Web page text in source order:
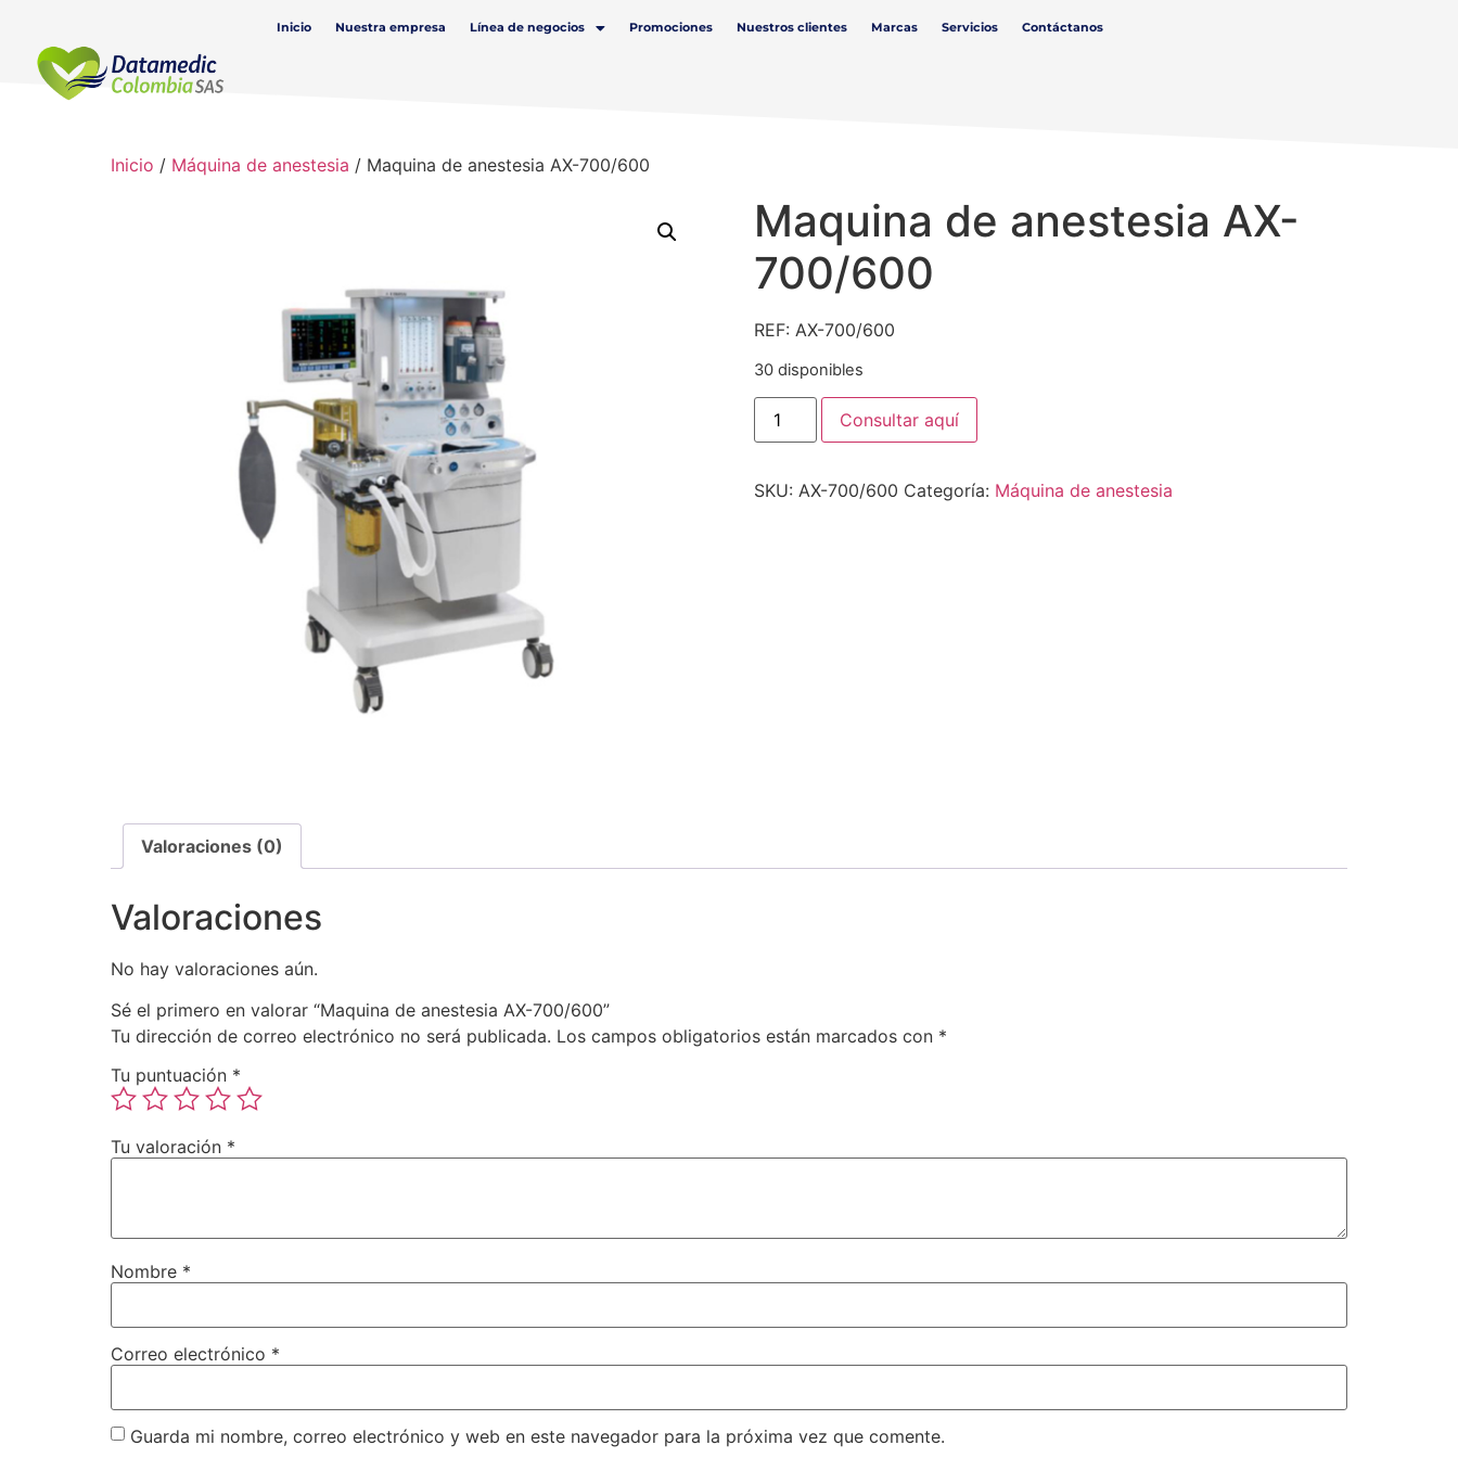
Inicio Nuestra empresa Línea de negocios Promociones Nuestros clientes Marcas Servicios Contáctanos
Inicio / Máquina de anestesia / Maquina de anestesia AX-700/600
Maquina de anestesia AX-
700/600
REF: AX-700/600
30 disponibles
Consultar aquí
SKU: AX-700/600 Categoría: Máquina de anestesia
Valoraciones (0)
Valoraciones
No hay valoraciones aún.
Sé el primero en valorar “Maquina de anestesia AX-700/600”
Tu dirección de correo electrónico no será publicada. Los campos obligatorios están marcados con *
Tu puntuación *
Tu valoración *
Nombre *
Correo electrónico *
Guarda mi nombre, correo electrónico y web en este navegador para la próxima vez que comente.